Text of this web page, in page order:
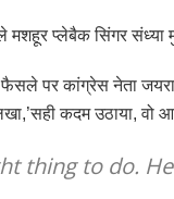
प्लेबैक सिंगर संध्या
पर कांग्रेस नेता
कदम उठाया, वो
thing to do.